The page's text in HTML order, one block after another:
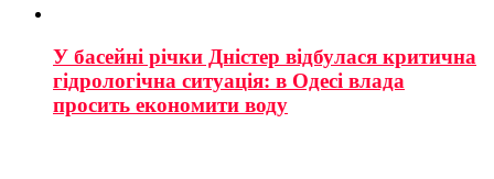
У басейні річки Дністер відбулася критична
гідрологічна ситуація: в Одесі влада
просить економити воду